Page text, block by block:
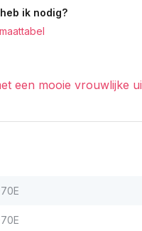
ik nodig?
maattabel
een mooie vrouwlijke